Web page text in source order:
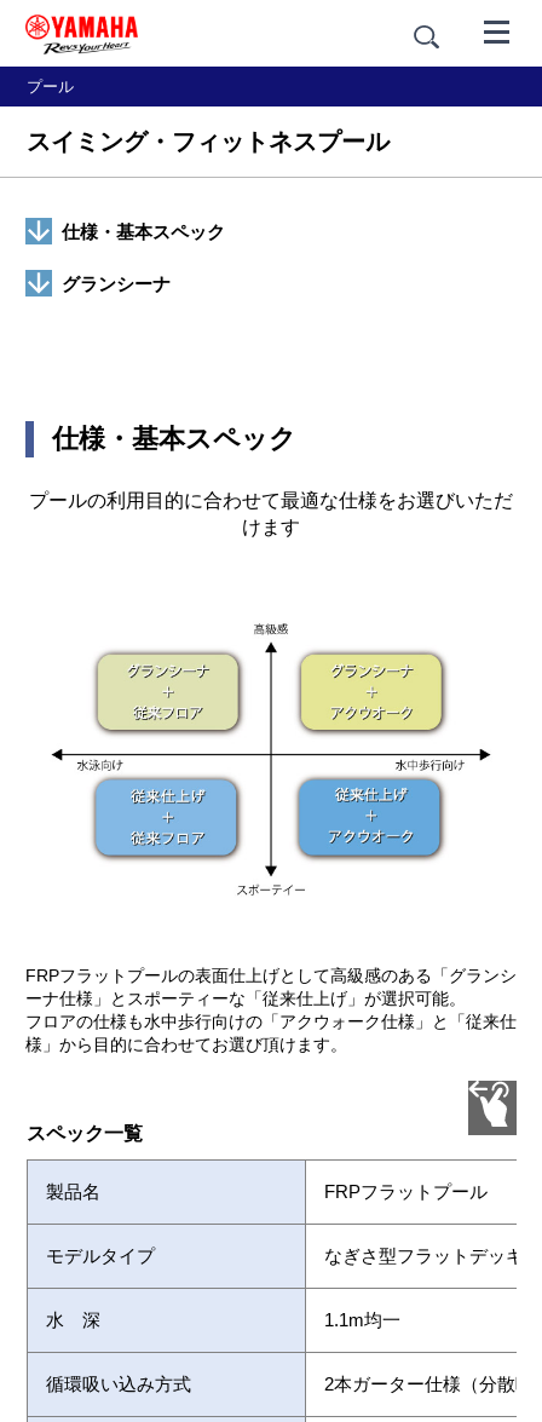
プール
スイミング・フィットネスプール
仕様・基本スペック
グランシーナ
仕様・基本スペック
プールの利用目的に合わせて最適な仕様をお選びいただ
けます
FRPフラットプールの表面仕上げとして高級感のある「グランシ
ーナ仕様」とスポーティーな「従来仕上げ」が選択可能。
フロアの仕様も水中歩行向けの「アクウォーク仕様」と「従来仕
様」から目的に合わせてお選び頂けます。
スペック一覧
製品名 FRPフラットプール
モデルタイプ なぎさ型フラットデッキ
水 深 1.1m均一
循環吸い込み方式 2本ガーター仕様（分散吸